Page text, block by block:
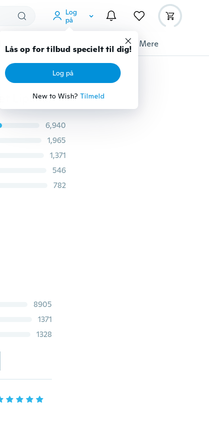
Log
på
Lås op for tilbud specielt til dig!
Log på
New to Wish? Tilmeld
Gadgets Værktøj Mere
16 Farve Nye dobbeltafslutte nøgenvarende mat Vandtæt Lipliner og læbestiftblyanter
6,940
1,965
1,371
546
782
8905
1371
1328